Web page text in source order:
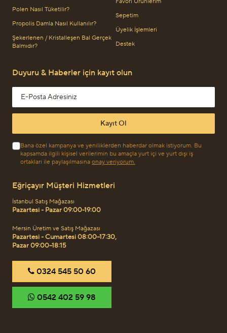
Polen Nasıl Tüketilir?
Propolis Damla Nasıl Kullanılır?
Şekerlenen / Kristalleşen Bal Gerçek
Balmıdır?
Sepetim
Üyelik İşlemleri
Destek
Duyuru & Haberler için kayıt olun
Email address
Kayıt Ol
Bana özel kampanya ve yeniliklerden haberdar olmak istiyorum. Bu
kapsamda ilgili kişisel verilerimin bu amaçla yurt içi ve yurt dışı iş
ortakları ile paylaşılmasına onay veriyorum.
Eğriçayır Müşteri Hizmetleri
İstanbul Satış Mağazası
Pazartesi - Pazar 09:00-19:00
Mersin Üretim ve Satış Mağazası
Pazartesi - Cumartesi 08:00–17:30,
Pazar 09:00–18:15
‎0324 545 50 60
‎0542 402 59 98